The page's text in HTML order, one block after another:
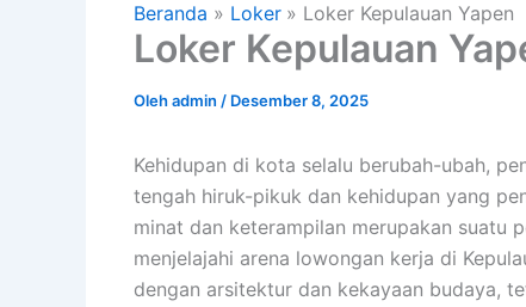
Beranda Loker Loker Kepulauan Yapen
Loker Kepulauan
Olehadmin / Desember 8, 2025
Kehidupan di kota selalu berubah-ubah,
tengah hiruk-pikuk dan kehidupan yang
minat dan keterampilan merupakan suatu
menjelajahi arena lowongan kerja di
dengan arsitektur dan kekayaan budaya,